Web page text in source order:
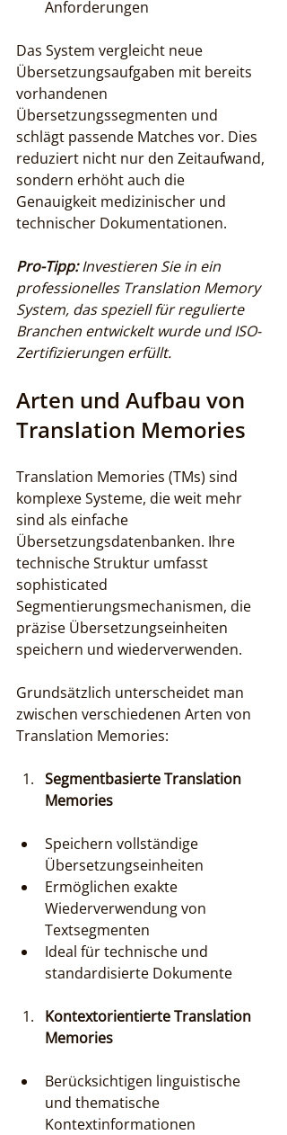
Anforderungen
Das System vergleicht neue
Übersetzungsaufgaben mit bereits
vorhandenen
Übersetzungssegmenten und
schlägt passende Matches vor. Dies
reduziert nicht nur den Zeitaufwand,
sondern erhöht auch die
Genauigkeit medizinischer und
technischer Dokumentationen.
Pro-Tipp: Investieren Sie in ein
professionelles Translation Memory
System, das speziell für regulierte
Branchen entwickelt wurde und ISO-
Zertifizierungen erfüllt.
Arten und Aufbau von
Translation Memories
Translation Memories (TMs) sind
komplexe Systeme, die weit mehr
sind als einfache
Übersetzungsdatenbanken. Ihre
technische Struktur umfasst
sophisticated
Segmentierungsmechanismen, die
präzise Übersetzungseinheiten
speichern und wiederverwenden.
Grundsätzlich unterscheidet man
zwischen verschiedenen Arten von
Translation Memories:
Segmentbasierte Translation
Memories
Speichern vollständige
Übersetzungseinheiten
Ermöglichen exakte
Wiederverwendung von
Textsegmenten
Ideal für technische und
standardisierte Dokumente
Kontextorientierte Translation
Memories
Berücksichtigen linguistische
und thematische
Kontextinformationen